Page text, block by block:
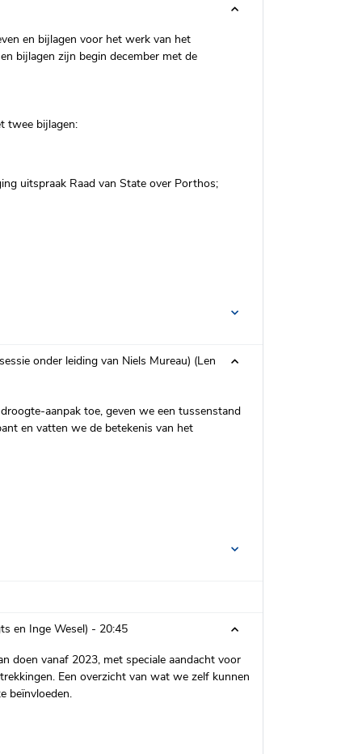
en bijlagen voor het werk van het
bijlagen zijn begin december met de
twee bijlagen:
uitspraak Raad van State over Porthos;
onder leiding van Niels Mureau) (Len
aanpak toe, geven we een tussenstand
en vatten we de betekenis van het
en Inge Wesel) - 20:45
doen vanaf 2023, met speciale aandacht voor
Een overzicht van wat we zelf kunnen
beïnvloeden.